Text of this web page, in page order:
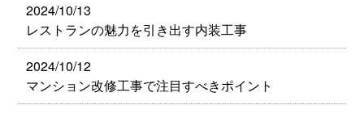
2024/10/13
レストランの魅力を引き出す内装工事
2024/10/12
マンション改修工事で注目すべきポイント